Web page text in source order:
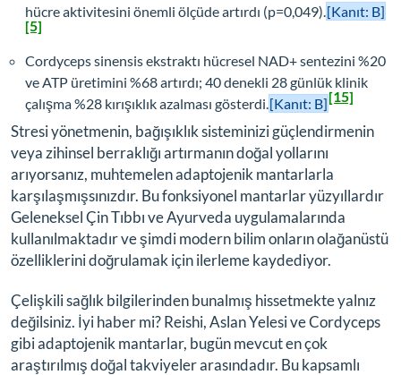
hücre aktivitesini önemli ölçüde artırdı (p=0,049).[Kanıt: B]
[5]
Cordyceps sinensis ekstraktı hücresel NAD+ sentezini %20
ve ATP üretimini %68 artırdı; 40 denekli 28 günlük klinik
çalışma %28 kırışıklık azalması gösterdi.[Kanıt: B][15]
Stresi yönetmenin, bağışıklık sisteminizi güçlendirmenin
veya zihinsel berraklığı artırmanın doğal yollarını
arıyorsanız, muhtemelen adaptojenik mantarlarla
karşılaşmışsınızdır. Bu fonksiyonel mantarlar yüzyıllardır
Geleneksel Çin Tıbbı ve Ayurveda uygulamalarında
kullanılmaktadır ve şimdi modern bilim onların olağanüstü
özelliklerini doğrulamak için ilerleme kaydediyor.
Çelişkili sağlık bilgilerinden bunalmış hissetmekte yalnız
değilsiniz. İyi haber mi? Reishi, Aslan Yelesi ve Cordyceps
gibi adaptojenik mantarlar, bugün mevcut en çok
araştırılmış doğal takviyeler arasındadır. Bu kapsamlı